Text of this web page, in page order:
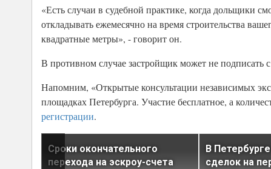
«Есть случаи в судебной практике, когда дольщики
откладывать ежемесячно на время строительства
квадратные метры», - говорит он.
В противном случае застройщик может не подписать
Напомним, «Открытые консультации независимых
площадках Петербурга. Участие бесплатное, а
регистрации.
Сроки окончательного
перехода на эскроу-счета
В
сделок на